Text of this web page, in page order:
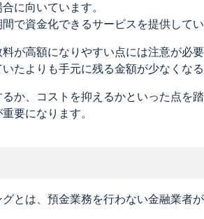
に向いています。
で資金化できるサービスを提供してい
が高額になりやすい点には注意が必要
たよりも手元に残る金額が少なくなる
か、コストを抑えるかといった点を踏
要になります。
とは、預金業務を行わない金融業者